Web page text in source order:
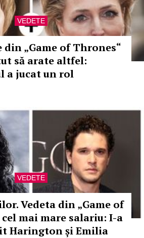
VEDETE
din „Game of Thrones“
să arate altfel:
a jucat un rol
VEDETE
Vedeta din „Game of
mai mare salariu: I-a
Harington și Emilia